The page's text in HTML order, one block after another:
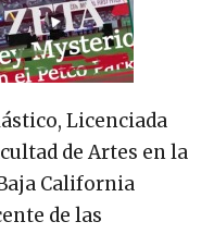
Licenciada
de Artes en la
California
de las